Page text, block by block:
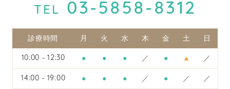
TEL 03-5858-8312
診療時間 月 火 水 木 金 土 日
10:00 - 12:30 ● ● ● ／ ● ▲ ／
14:00 - 19:00 ● ● ● ／ ● ／ ／